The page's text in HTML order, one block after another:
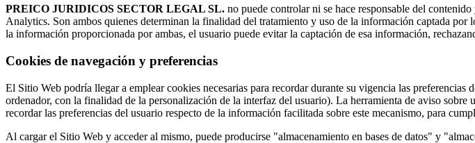
PREICO JURIDICOS SECTOR LEGAL SL. no puede controlar ni se hace responsable del
Analytics. Son ambos quienes determinan la finalidad del tratamiento y uso de la información captada
la información proporcionada por ambas, el usuario puede evitar la captación de esa información,
Cookies de navegación y preferencias
El Sitio Web podría llegar a emplear cookies necesarias para recordar durante su vigencia las
ordenador, con la finalidad de la personalización de la interfaz del usuario). La herramienta de aviso
recordar las preferencias del usuario respecto de la información facilitada sobre este mecanismo, para
Al cargar el Sitio Web y acceder al mismo, puede producirse "almacenamiento en bases de datos" y